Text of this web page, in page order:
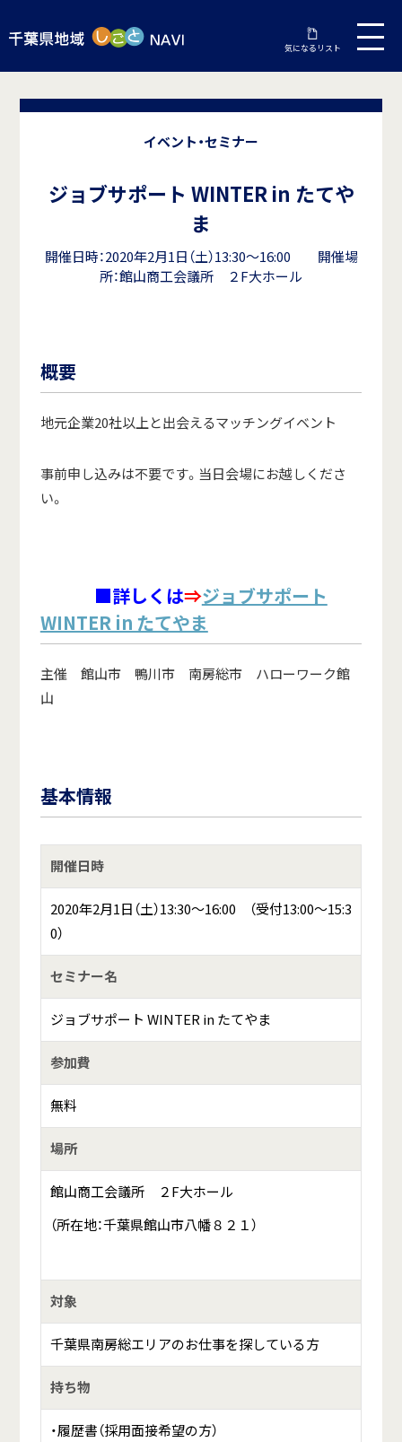
気になるリスト
イベント・セミナー
ジョブサポート WINTER in たてや
ま
開催日時：2020年2月1日（土）13:30～16:00 開催場
所：館山商工会議所 ２F大ホール
概要
地元企業20社以上と出会えるマッチングイベント
事前申し込みは不要です。当日会場にお越しくださ
い。
■詳しくは⇒ジョブサポート
WINTER in たてやま
主催 館山市 鴨川市 南房総市 ハローワーク館
山
基本情報
開催日時
2020年2月1日（土）13:30～16:00 （受付13:00～15:3
0）
セミナー名
ジョブサポート WINTER in たてやま
参加費
無料
場所
館山商工会議所 ２F大ホール
（所在地：千葉県館山市八幡８２１）
対象
千葉県南房総エリアのお仕事を探している方
持ち物
・履歴書（採用面接希望の方）